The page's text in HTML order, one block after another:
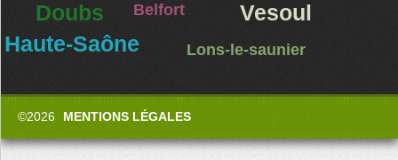
Doubs Belfort
Vesoul
Haute-Saône
Lons-le-saunier
©2026 MENTIONS LÉGALES